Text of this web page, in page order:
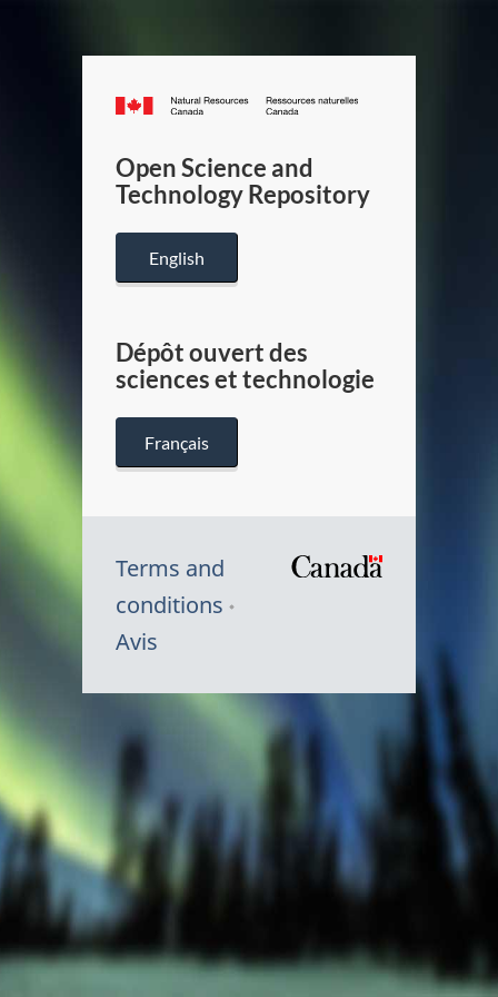
Canada.ca
/
Canada
Open Science and
Technology Repository
English
Dépôt ouvert des
sciences et technologie
Français
Terms and
conditions
Avis
Canada